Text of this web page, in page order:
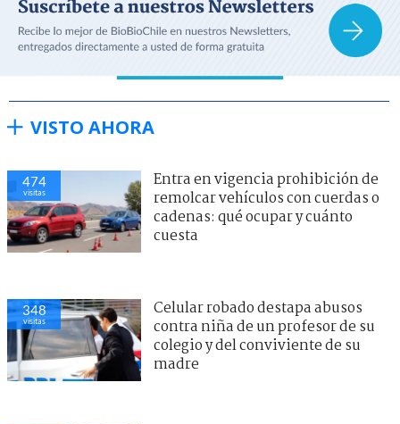
VISTO AHORA
474
visitas
Entra en vigencia prohibición de
remolcar vehículos con cuerdas o
cadenas: qué ocupar y cuánto
cuesta
348
visitas
Celular robado destapa abusos
contra niña de un profesor de su
colegio y del conviviente de su
madre